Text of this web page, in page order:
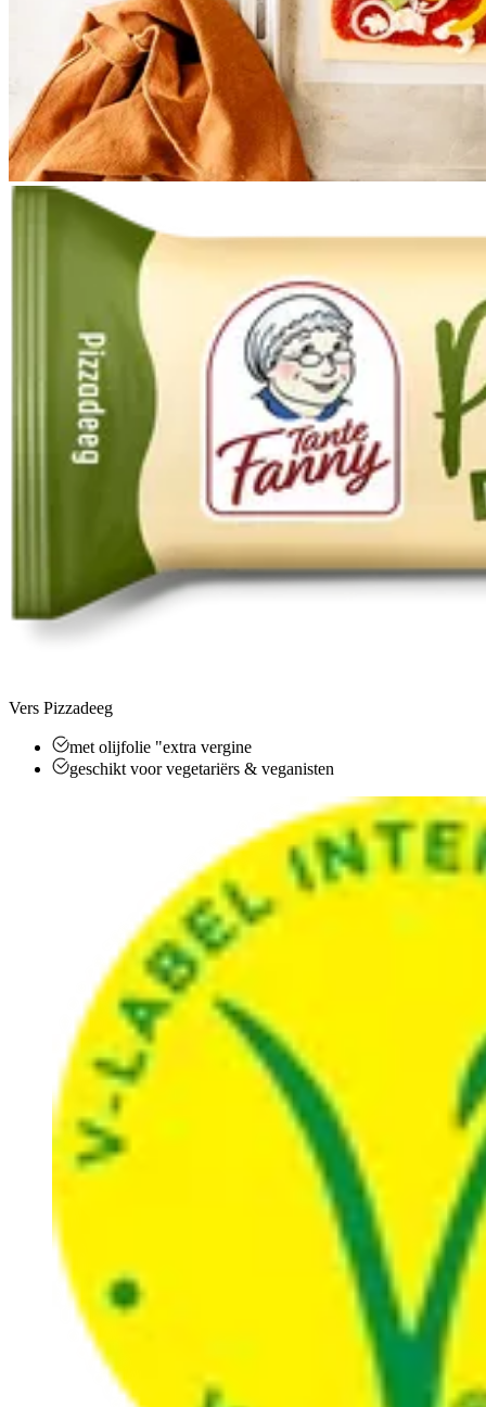
Vers Pizzadeeg
met olijfolie "extra vergine
geschikt voor vegetariërs & veganisten